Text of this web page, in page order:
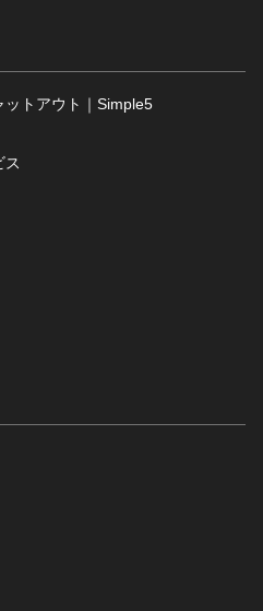
ットアウト｜Simple5
ス